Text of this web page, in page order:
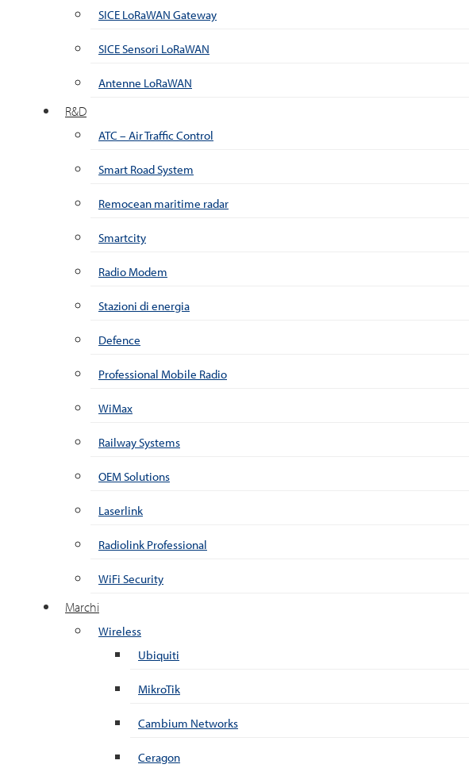
SICE LoRaWAN Gateway
SICE Sensori LoRaWAN
Antenne LoRaWAN
R&D
ATC – Air Traffic Control
Smart Road System
Remocean maritime radar
Smartcity
Radio Modem
Stazioni di energia
Defence
Professional Mobile Radio
WiMax
Railway Systems
OEM Solutions
Laserlink
Radiolink Professional
WiFi Security
Marchi
Wireless
Ubiquiti
MikroTik
Cambium Networks
Ceragon